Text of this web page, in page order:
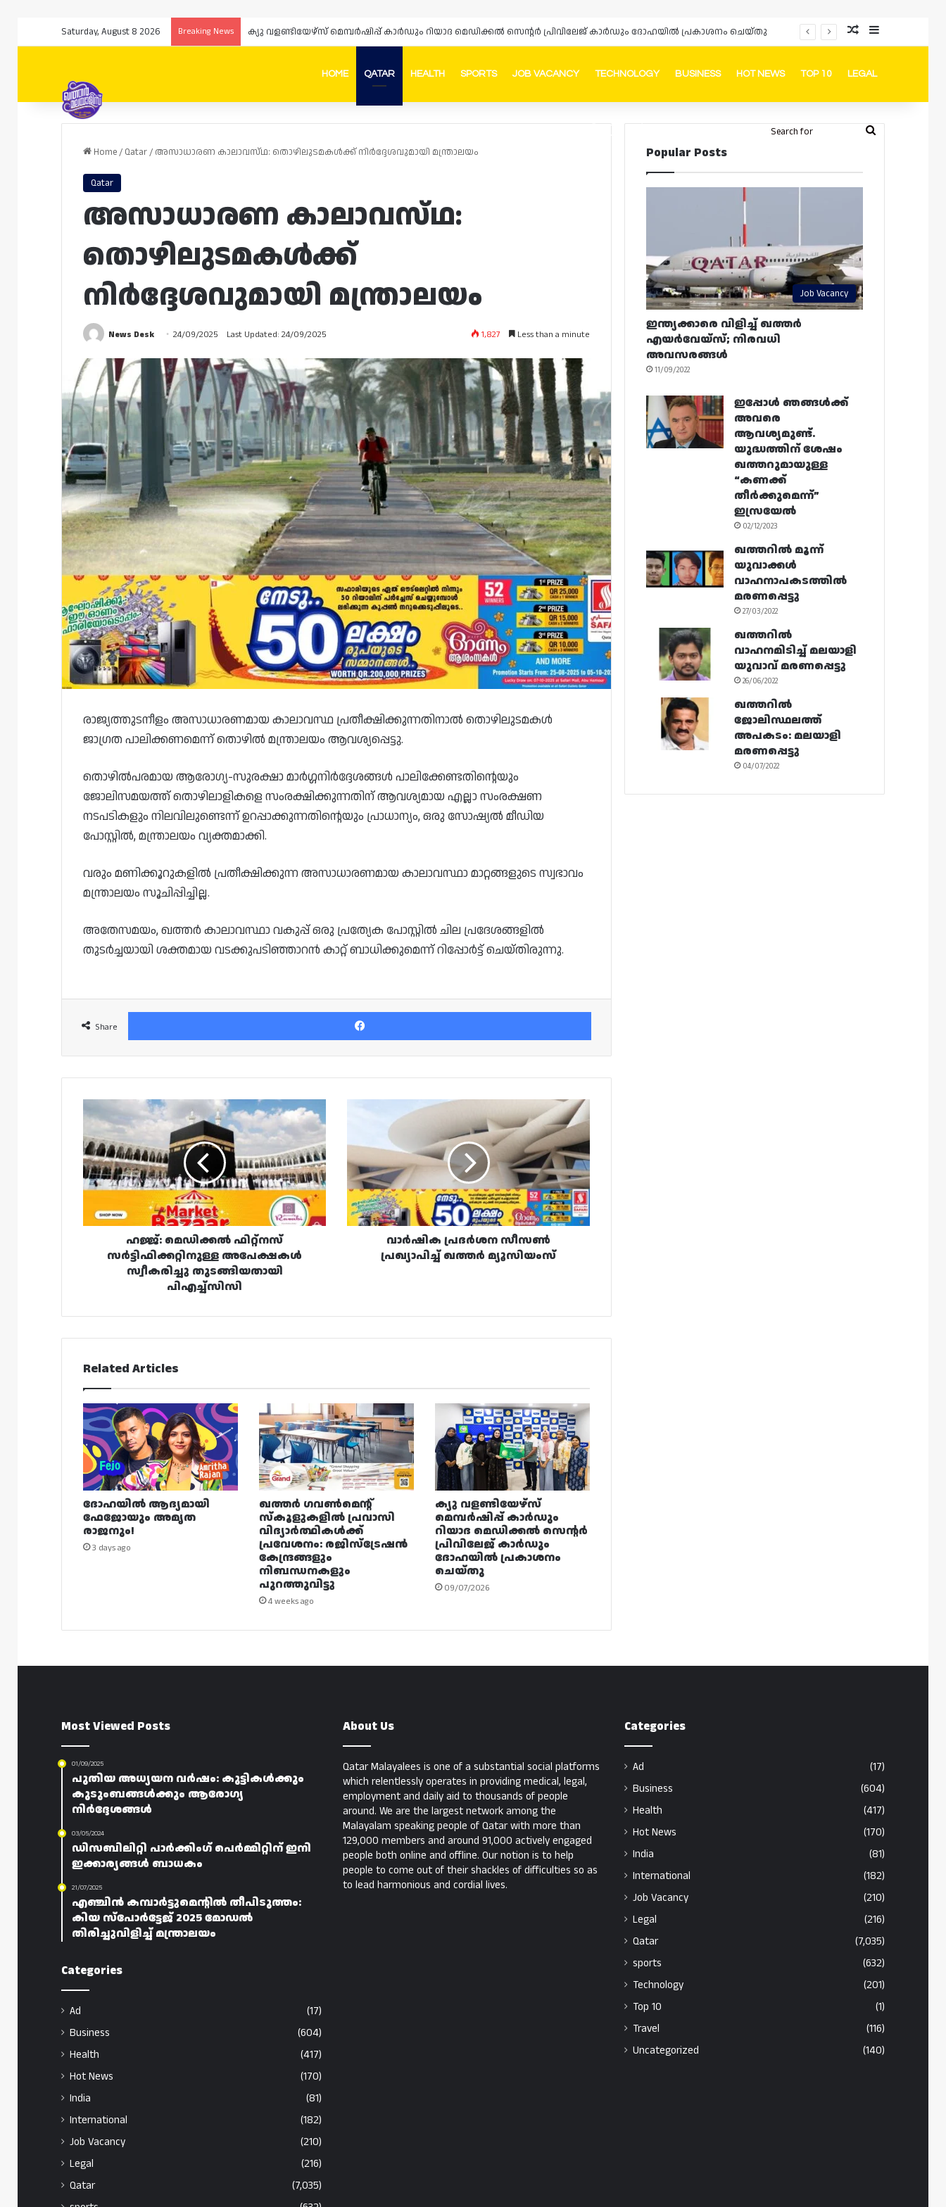
Saturday, August 8 2026 Breaking News ക്യു വളണ്ടിയേഴ്‌സ് മെമ്പർഷിപ്പ് കാർഡും റിയാദ മെഡിക്കൽ സെന്റർ പ്രിവിലേജ് കാർഡും ദോഹയിൽ പ്രകാശനം ചെയ്തു Random Article
Sidebar
HOME QATAR HEALTH SPORTS JOB VACANCY TECHNOLOGY BUSINESS HOT NEWS TOP 10 LEGAL
FacebookInstagram
Telegram
Whatsapp Random Article
Switch skin
Search
Home/ Qatar/ അസാധാരണ കാലാവസ്‌ഥ: തൊഴിലുടമകൾക്ക് നിർദ്ദേശവുമായി മന്ത്രാലയം
Qatar
അസാധാരണ കാലാവസ്‌ഥ:
തൊഴിലുടമകൾക്ക്
നിർദ്ദേശവുമായി മന്ത്രാലയം
News Desk 24/09/2025 Last Updated: 24/09/2025 1,827 Less than a minute
രാജ്യത്തുടനീളം അസാധാരണമായ കാലാവസ്ഥ പ്രതീക്ഷിക്കുന്നതിനാൽ തൊഴിലുടമകൾ
ജാഗ്രത പാലിക്കണമെന്ന് തൊഴിൽ മന്ത്രാലയം ആവശ്യപ്പെട്ടു.
തൊഴിൽപരമായ ആരോഗ്യ-സുരക്ഷാ മാർഗ്ഗനിർദ്ദേശങ്ങൾ പാലിക്കേണ്ടതിന്റെയും
ജോലിസമയത്ത് തൊഴിലാളികളെ സംരക്ഷിക്കുന്നതിന് ആവശ്യമായ എല്ലാ സംരക്ഷണ
നടപടികളും നിലവിലുണ്ടെന്ന് ഉറപ്പാക്കുന്നതിന്റെയും പ്രാധാന്യം, ഒരു സോഷ്യൽ മീഡിയ
പോസ്റ്റിൽ, മന്ത്രാലയം വ്യക്തമാക്കി.
വരും മണിക്കൂറുകളിൽ പ്രതീക്ഷിക്കുന്ന അസാധാരണമായ കാലാവസ്ഥാ മാറ്റങ്ങളുടെ സ്വഭാവം
മന്ത്രാലയം സൂചിപ്പിച്ചില്ല.
അതേസമയം, ഖത്തർ കാലാവസ്ഥാ വകുപ്പ് ഒരു പ്രത്യേക പോസ്റ്റിൽ ചില പ്രദേശങ്ങളിൽ
തുടർച്ചയായി ശക്തമായ വടക്കുപടിഞ്ഞാറൻ കാറ്റ് ബാധിക്കുമെന്ന് റിപ്പോർട്ട് ചെയ്തിരുന്നു.
Share
Facebook
മെഡിക്കൽ
ഫിറ്റ്നസ്
സർട്ടിഫിക്കറ്റിനുള്ള
അപേക്ഷകൾ
സ്വീകരിച്ചു
തുടങ്ങിയതായി
പിഎച്ച്സിസി
ഹജ്ജ്: മെഡിക്കൽ ഫിറ്റ്നസ്
സർട്ടിഫിക്കറ്റിനുള്ള അപേക്ഷകൾ
സ്വീകരിച്ചു തുടങ്ങിയതായി
പിഎച്ച്സിസി
പ്രഖ്യാപിച്ച്
ഖത്തർ
മ്യൂസിയംസ്
വാർഷിക പ്രദർശന സീസൺ
പ്രഖ്യാപിച്ച് ഖത്തർ മ്യൂസിയംസ്
Related Articles
ദോഹയിൽ ആദ്യമായി
ഫേജോയും അമൃത
രാജനും!
3 days ago
ഖത്തർ ഗവൺമെന്റ്
സ്കൂളുകളിൽ പ്രവാസി
വിദ്യാർത്ഥികൾക്ക്
പ്രവേശനം: രജിസ്ട്രേഷൻ
കേന്ദ്രങ്ങളും
നിബന്ധനകളും
പുറത്തുവിട്ടു
4 weeks ago
ക്യു വളണ്ടിയേഴ്‌സ്
മെമ്പർഷിപ്പ് കാർഡും
റിയാദ മെഡിക്കൽ സെന്റർ
പ്രിവിലേജ് കാർഡും
ദോഹയിൽ പ്രകാശനം
ചെയ്തു
09/07/2026
Popular Posts
Job Vacancy
ഇന്ത്യക്കാരെ വിളിച്ച് ഖത്തർ
എയർവേയ്‌സ്; നിരവധി
അവസരങ്ങൾ
11/09/2022
ഇപ്പോൾ ഞങ്ങൾക്ക്
അവരെ
ആവശ്യമുണ്ട്.
യുദ്ധത്തിന് ശേഷം
ഖത്തറുമായുള്ള
“കണക്ക്
തീർക്കുമെന്ന്”
ഇസ്രയേൽ
02/12/2023
ഖത്തറിൽ മൂന്ന്
യുവാക്കൾ
വാഹനാപകടത്തിൽ
മരണപ്പെട്ടു
27/03/2022
ഖത്തറിൽ
വാഹനമിടിച്ച് മലയാളി
യുവാവ് മരണപ്പെട്ടു
26/06/2022
ഖത്തറിൽ
ജോലിസ്ഥലത്ത്
അപകടം: മലയാളി
മരണപ്പെട്ടു
04/07/2022
Most Viewed Posts
01/09/2025
പുതിയ അധ്യയന വർഷം: കുട്ടികൾക്കും
കുടുംബങ്ങൾക്കും ആരോഗ്യ
നിർദ്ദേശങ്ങൾ
03/05/2024
ഡിസബിലിറ്റി പാർക്കിംഗ് പെർമ്മിറ്റിന് ഇനി
ഇക്കാര്യങ്ങൾ ബാധകം
21/07/2025
എഞ്ചിൻ കമ്പാർട്ടുമെന്റിൽ തീപിടുത്തം:
കിയ സ്‌പോർട്ടേജ് 2025 മോഡൽ
തിരിച്ചുവിളിച്ച് മന്ത്രാലയം
Categories
Ad
(17)
Business
(604)
Health
(417)
Hot News
(170)
India
(81)
International
(182)
Job Vacancy
(210)
Legal
(216)
Qatar
(7,035)
About Us
Qatar Malayalees is one of a substantial social platforms
which relentlessly operates in providing medical, legal,
employment and daily aid to thousands of people
around. We are the largest network among the
Malayalam speaking people of Qatar with more than
129,000 members and around 91,000 actively engaged
people both online and offline. Our notion is to help
people to come out of their shackles of difficulties so as
to lead harmonious and cordial lives.
Categories
Ad
(17)
Business
(604)
Health
(417)
Hot News
(170)
India
(81)
International
(182)
Job Vacancy
(210)
Legal
(216)
Qatar
(7,035)
sports
(632)
Technology
(201)
Top 10
(1)
Travel
(116)
Uncategorized
(140)